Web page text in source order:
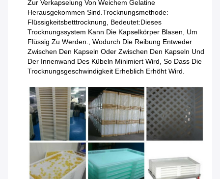
Zur Verkapselung Von Weichem Gelatine
Herausgekommen Sind.Trocknungsmethode:
Flüssigkeitsbetttrocknung, Bedeutet:Dieses
Trocknungssystem Kann Die Kapselkörper Blasen, Um
Flüssig Zu Werden., Wodurch Die Reibung Entweder
Zwischen Den Kapseln Oder Zwischen Den Kapseln Und
Der Innenwand Des Kübeln Minimiert Wird, So Dass Die
Trocknungsgeschwindigkeit Erheblich Erhöht Wird.